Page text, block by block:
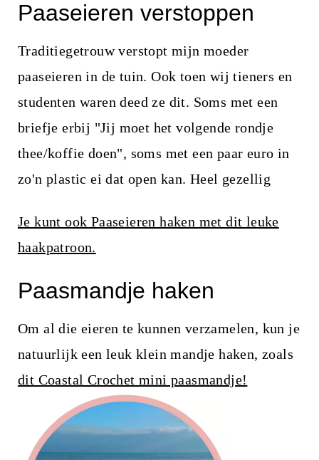
Paaseieren verstoppen
Traditiegetrouw verstopt mijn moeder
paaseieren in de tuin. Ook toen wij tieners en
studenten waren deed ze dit. Soms met een
briefje erbij "Jij moet het volgende rondje
thee/koffie doen", soms met een paar euro in
zo'n plastic ei dat open kan. Heel gezellig
Je kunt ook Paaseieren haken met dit leuke
haakpatroon.
Paasmandje haken
Om al die eieren te kunnen verzamelen, kun je
natuurlijk een leuk klein mandje haken, zoals
dit Coastal Crochet mini paasmandje!